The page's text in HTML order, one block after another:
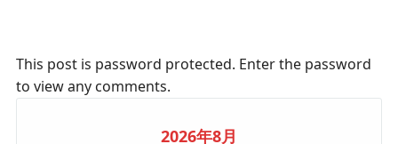
This post is password protected. Enter the password
to view any comments.
2026年8月